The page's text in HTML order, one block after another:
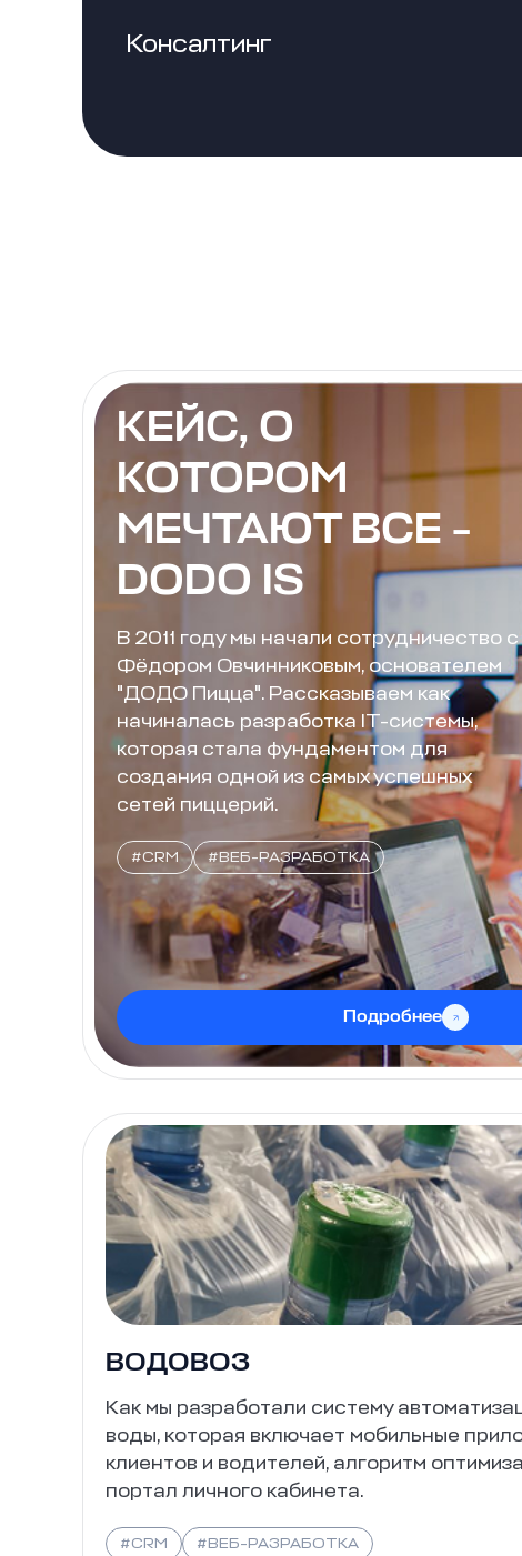
Консалтинг
КЕЙС, О
КОТОРОМ
МЕЧТАЮТ ВСЕ -
DODO IS
В 2011 году мы начали сотрудничество с
Фёдором Овчинниковым, основателем
"ДОДО Пицца". Рассказываем как
начиналась разработка IT-системы,
которая стала фундаментом для
создания одной из самых успешных
сетей пиццерий.
#CRM #ВЕБ-РАЗРАБОТКА
Подробнее
ВОДОВОЗ
Как мы разработали систему
воды, которая включает мобильные
клиентов и водителей, алгоритм
портал личного кабинета.
#CRM #ВЕБ-РАЗРАБОТКА